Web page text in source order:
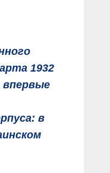
1932
впервые
в